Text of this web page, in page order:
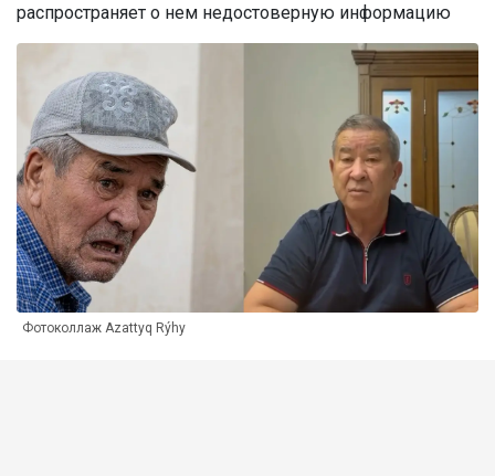
распространяет о нем недостоверную информацию
Фотоколлаж Azattyq Rýhy